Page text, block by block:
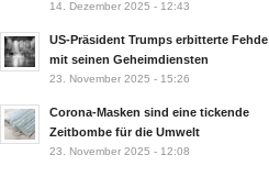
14. Dezember 2025 - 12:43
US-Präsident Trumps erbitterte Fehde
mit seinen Geheimdiensten
23. November 2025 - 15:26
Corona-Masken sind eine tickende
Zeitbombe für die Umwelt
23. November 2025 - 12:08